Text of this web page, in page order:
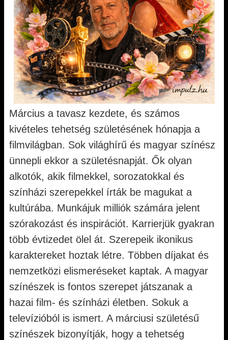
Március a tavasz kezdete, és számos
kivételes tehetség születésének hónapja a
filmvilágban. Sok világhírű és magyar színész
ünnepli ekkor a születésnapját. Ők olyan
alkotók, akik filmekkel, sorozatokkal és
színházi szerepekkel írták be magukat a
kultúrába. Munkájuk milliók számára jelent
szórakozást és inspirációt. Karrierjük gyakran
több évtizedet ölel át. Szerepeik ikonikus
karaktereket hoztak létre. Többen díjakat és
nemzetközi elismeréseket kaptak. A magyar
színészek is fontos szerepet játszanak a
hazai film- és színházi életben. Sokuk a
televízióból is ismert. A márciusi születésű
színészek bizonyítják, hogy a tehetség